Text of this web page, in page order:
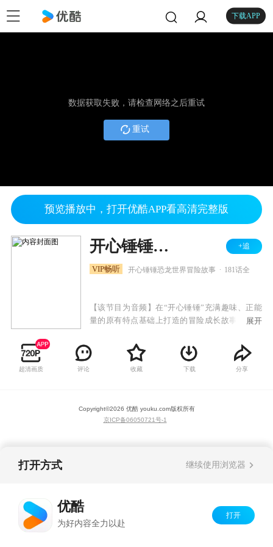
下载APP
数据获取失败，请检查网络之后重试
重试
预览播放中，打开优酷APP看高清完整版
开心锤锤时光笔记之恐龙篇 +追
VIP畅听 开心锤锤恐龙世界冒险故事 181话全
【该节目为音频】在“开心锤锤”充满趣味、正能
量的原有特点基础上打造的冒险成长故事。小朋
了解史前知识的同时，见证恐龙们独特个性，一
步步解开时光笔记的秘密，体验一场场精彩绝伦
的探险故事。不断丰富精神世界，助力个人成长
展开
超清画质 评论 收藏 下载 分享
Copyright©2026 优酷 youku.com版权所有
京ICP备06050721号-1
打开方式 继续使用浏览器
优酷
为好内容全力以赴
打开